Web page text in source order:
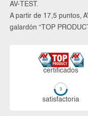
AV-TEST.
A partir de 17,5 puntos,
galardón “TOP
certi­ficados
sa­tis­fac­to­ria